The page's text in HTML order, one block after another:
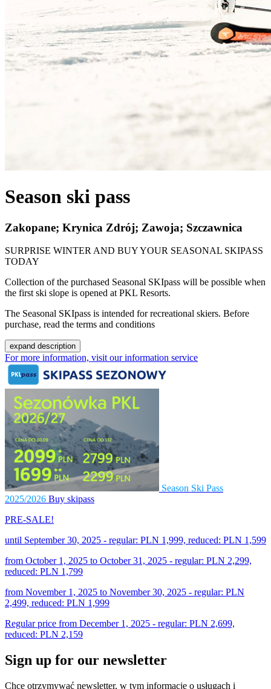
Season ski pass
Zakopane; Krynica Zdrój; Zawoja; Szczawnica
SURPRISE WINTER AND BUY YOUR SEASONAL SKIPASS
TODAY
Collection of the purchased Seasonal SKIpass will be possible when
the first ski slope is opened at PKL Resorts.
The Seasonal SKIpass is intended for recreational skiers. Before
purchase, read the terms and conditions
expand description
For more information, visit our information service
Season Ski Pass
2025/2026 Buy skipass
PRE-SALE!
until September 30, 2025 - regular: PLN 1,999, reduced: PLN 1,599
from October 1, 2025 to October 31, 2025 - regular: PLN 2,299,
reduced: PLN 1,799
from November 1, 2025 to November 30, 2025 - regular: PLN
2,499, reduced: PLN 1,999
Regular price from December 1, 2025 - regular: PLN 2,699,
reduced: PLN 2,159
Sign up for our newsletter
Chcę otrzymywać newsletter, w tym informacje o usługach i